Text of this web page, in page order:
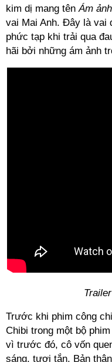
kim dị mang tênÁm ảnh
vai Mai Anh. Đây là vai
phức tạp khi trải qua
hãi bởi những ám ảnh
Trước khi phim công
Chibi trong một bộ
vì trước đó, cô vốn
sáng, tươi tắn. Bản